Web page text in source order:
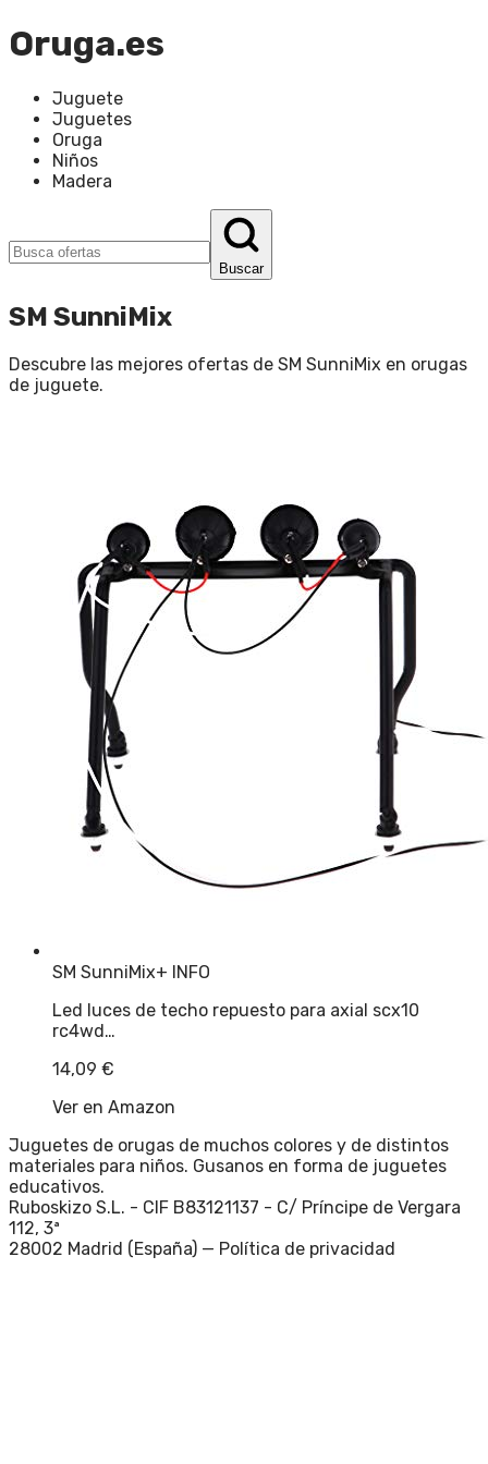
Oruga.es
Juguete
Juguetes
Oruga
Niños
Madera
Buscar
SM SunniMix
Descubre las mejores ofertas de SM SunniMix en orugas
de juguete.
SM SunniMix+ INFO
Led luces de techo repuesto para axial scx10
rc4wd…
14,09 €
Ver en Amazon
Juguetes de orugas de muchos colores y de distintos
materiales para niños. Gusanos en forma de juguetes
educativos.
Ruboskizo S.L. - CIF B83121137 - C/ Príncipe de Vergara
112, 3ª
28002 Madrid (España) — Política de privacidad